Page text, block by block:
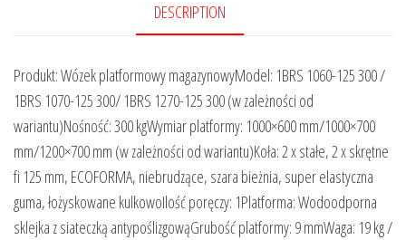
DESCRIPTION
Produkt: Wózek platformowy magazynowyModel: 1BRS 1060-125 300 /
1BRS 1070-125 300/ 1BRS 1270-125 300 (w zależności od
wariantu)Nośność: 300 kgWymiar platformy: 1000×600 mm/1000×700
mm/1200×700 mm (w zależności od wariantu)Koła: 2 x stałe, 2 x skrętne
fi 125 mm, ECOFORMA, niebrudzące, szara bieżnia, super elastyczna
guma, łożyskowane kulkowoIlość poręczy: 1Platforma: Wodoodporna
sklejka z siateczką antypoślizgowąGrubość platformy: 9 mmWaga: 19 kg /